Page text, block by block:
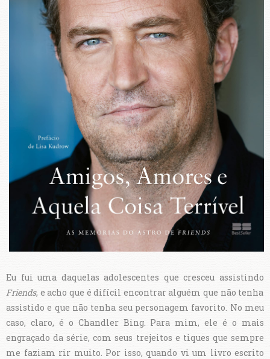
Eu fui uma daquelas adolescentes que cresceu assistindo
Friends, e acho que é difícil encontrar alguém que não tenha
assistido e que não tenha seu personagem favorito. No meu
caso, claro, é o Chandler Bing. Para mim, ele é o mais
engraçado da série, com seus trejeitos e tiques que sempre
me faziam rir muito. Por isso, quando vi um livro escrito